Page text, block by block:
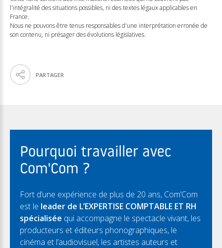
l'intégralité des situations possibles, ni des textes légaux applicables en
France.
Nous ne pouvons être tenus responsables d'une interprétation erronée de
son contenu, ni présager des évolutions législatives.
PARTAGER
Pourquoi travailler avec
Com'Com ?
Fort d’une expérience de plus de 20 ans, Com’Com
est le leader de L’EXPERTISE COMPTABLE ET RH
spécialisée qui accompagne le spectacle vivant, les
producteurs et éditeurs phonographiques, le
cinéma et l’audiovisuel, les artistes auteurs et